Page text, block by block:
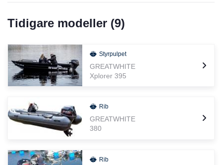
Tidigare modeller (9)
Styrpulpet
GREATWHITE
Xplorer 395
Rib
GREATWHITE
380
Rib